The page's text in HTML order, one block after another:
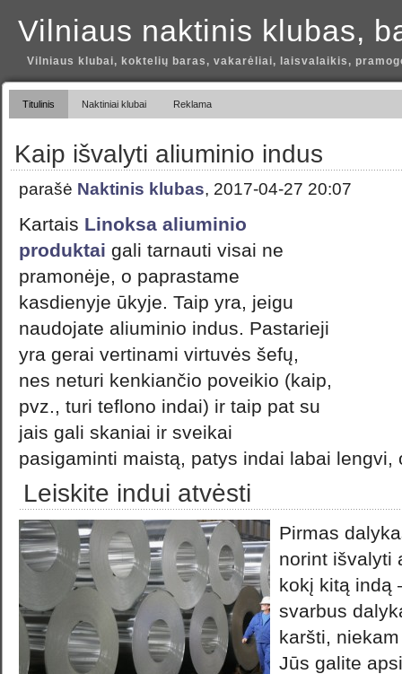
Vilniaus naktinis klubas,
Vilniaus klubai, koktelių baras, vakarėliai, laisvalaikis,
Titulinis Naktiniai klubai Reklama
Kaip išvalyti aliuminio indus
parašė Naktinis klubas, 2017-04-27 20:07
Kartais Linoksa aliuminio
produktai gali tarnauti visai ne
pramonėje, o paprastame
kasdienyje ūkyje. Taip yra, jeigu
naudojate aliuminio indus. Pastarieji
yra gerai vertinami virtuvės šefų,
nes neturi kenkiančio poveikio (kaip,
pvz., turi teflono indai) ir taip pat su
jais gali skaniai ir sveikai
pasigaminti maistą, patys indai labai lengvi,
Leiskite indui atvėsti
Pirmas
norint išvalyti
kokį kitą indą
svarbus
karšti,
Jūs galite